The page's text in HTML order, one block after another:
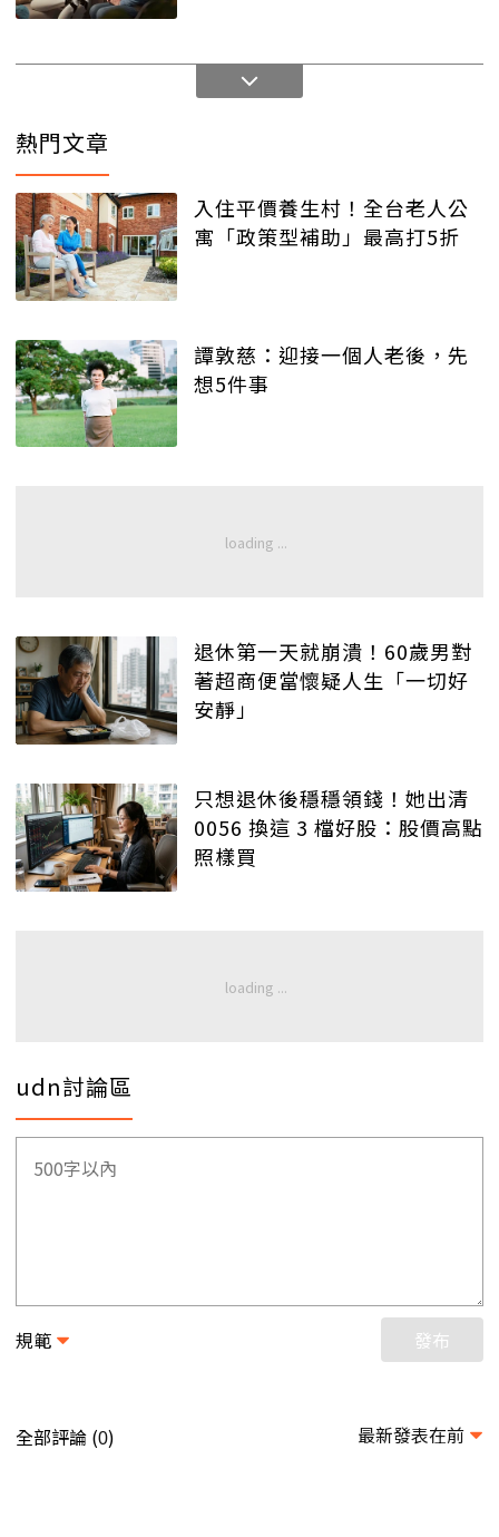
熱門文章
入住平價養生村！全台老人公
寓「政策型補助」最高打5折
譚敦慈：迎接一個人老後，先
想5件事
退休第一天就崩潰！60歲男對
著超商便當懷疑人生「一切好
安靜」
只想退休後穩穩領錢！她出清
0056 換這 3 檔好股：股價高點
照樣買
udn討論區
規範 發布
全部評論 (0) 最新發表在前